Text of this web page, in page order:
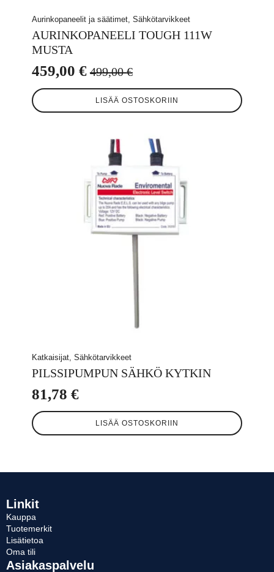
Aurinkopaneelit ja säätimet, Sähkötarvikkeet
AURINKOPANEELI TOUGH 111W
MUSTA
499,00€
Alkuperäinen
hinta
oli:
459,00 €
Nykyinen
hinta
on:
LISÄÄ OSTOSKORIIN
Katkaisijat, Sähkötarvikkeet
PILSSIPUMPUN SÄHKÖ KYTKIN
81,78 €
LISÄÄ OSTOSKORIIN
Linkit
Kauppa
Tuotemerkit
Lisätietoa
Oma tili
Asiakaspalvelu